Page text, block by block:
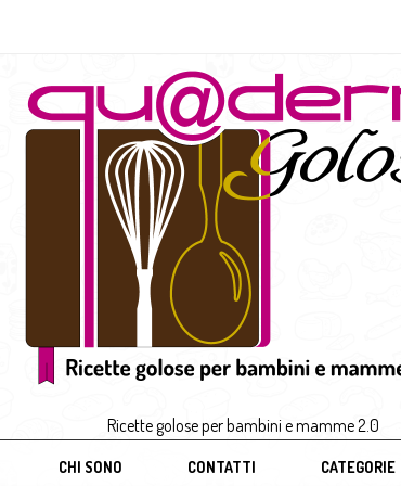
Ricette golose per bambini e mamme 2.0
CHI SONO CONTATTI CATEGORIE